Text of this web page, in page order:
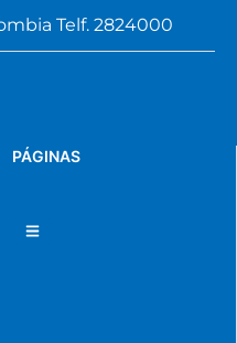
PÁGINAS
Telf. 2824000